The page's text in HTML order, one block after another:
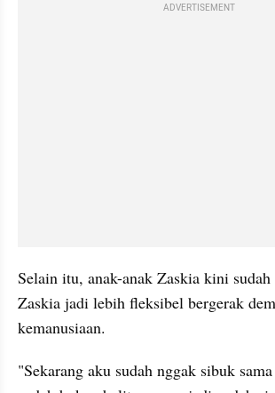
ADVERTISEMENT
Selain itu, anak-anak Zaskia kini
Zaskia jadi lebih fleksibel bergerak
kemanusiaan.
"Sekarang aku sudah nggak sibuk